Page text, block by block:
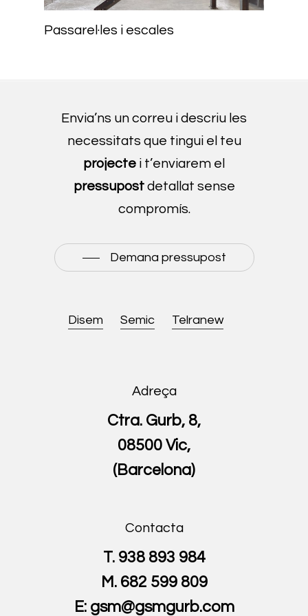
Passarel·les i escales
Envia’ns un correu i descriu les
necessitats que tingui el teu
projecte i t’enviarem el
pressupostdetallat sense
compromís.
Demana pressupost
Disem Semic Telranew
Adreça
Ctra. Gurb, 8,
08500 Vic,
(Barcelona)
Contacta
T. 938 893 984
M. 682 599 809
E: gsm@gsmgurb.com